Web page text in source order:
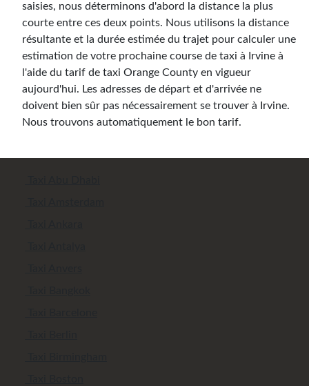
saisies, nous déterminons d'abord la distance la plus
courte entre ces deux points. Nous utilisons la distance
résultante et la durée estimée du trajet pour calculer une
estimation de votre prochaine course de taxi à Irvine à
l'aide du tarif de taxi Orange County en vigueur
aujourd'hui. Les adresses de départ et d'arrivée ne
doivent bien sûr pas nécessairement se trouver à Irvine.
Nous trouvons automatiquement le bon tarif.